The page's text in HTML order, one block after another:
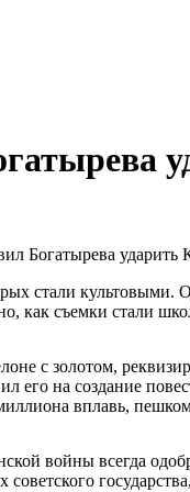
стали
как съемки стали
с золотом,
его на создание
вплавь,
войны всегда